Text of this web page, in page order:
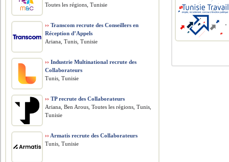
Toutes les régions, Tunisie
›› Transcom recrute des Conseillers en
Réception d’Appels
Ariana, Tunis, Tunisie
›› Industrie Multinational recrute des
Collaborateurs
Tunis, Tunisie
›› TP recrute des Collaborateurs
Ariana, Ben Arous, Toutes les régions, Tunis,
Tunisie
›› Armatis recrute des Collaborateurs
Tunis, Tunisie